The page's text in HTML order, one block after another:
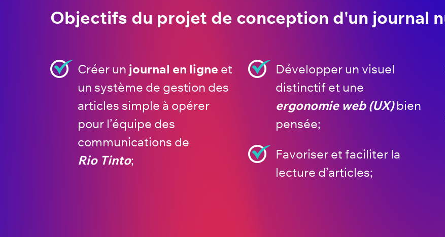
Objectifs du projet de conception d'un journal
Créer un journal en ligne et
un système de gestion des
articles simple à opérer
pour l’équipe des
communications de
Rio Tinto;
Développer un visuel
distinctif et une
ergonomie web (UX)bien
pensée;
Favoriser et faciliter la
lecture d’articles;